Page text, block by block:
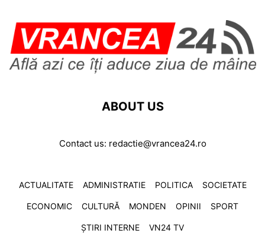
ABOUT US
Contact us: redactie@vrancea24.ro
ACTUALITATE ADMINISTRATIE POLITICA SOCIETATE
ECONOMIC CULTURĂ MONDEN OPINII SPORT
ȘTIRI INTERNE VN24 TV